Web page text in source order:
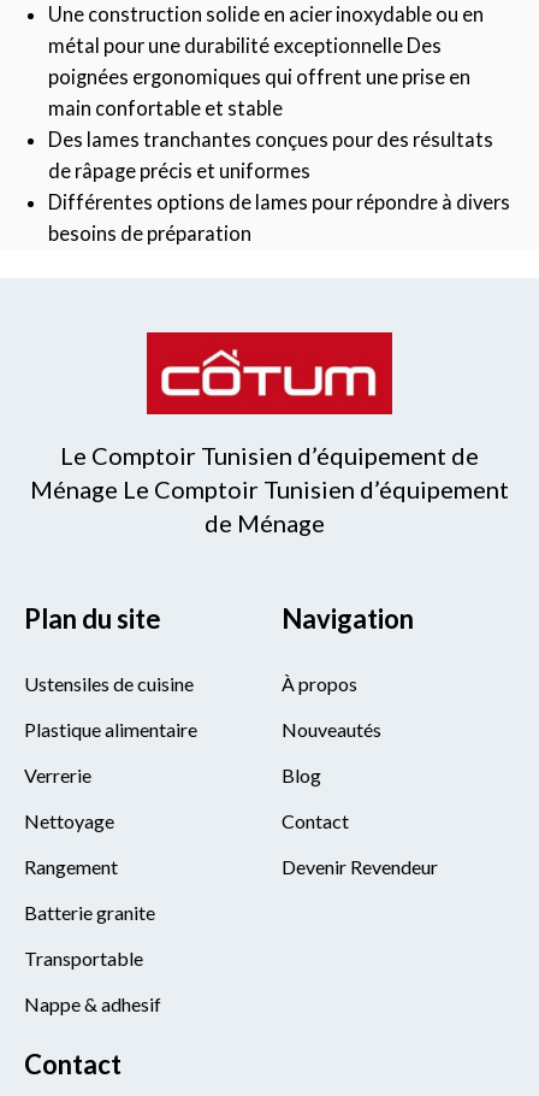
Une construction solide en acier inoxydable ou en
métal pour une durabilité exceptionnelle Des
poignées ergonomiques qui offrent une prise en
main confortable et stable
Des lames tranchantes conçues pour des résultats
de râpage précis et uniformes
Différentes options de lames pour répondre à divers
besoins de préparation
Le Comptoir Tunisien d’équipement de
Ménage Le Comptoir Tunisien d’équipement
de Ménage
Plan du site
Ustensiles de cuisine
Plastique alimentaire
Verrerie
Nettoyage
Rangement
Batterie granite
Transportable
Nappe & adhesif
Navigation
À propos
Nouveautés
Blog
Contact
Devenir Revendeur
Contact